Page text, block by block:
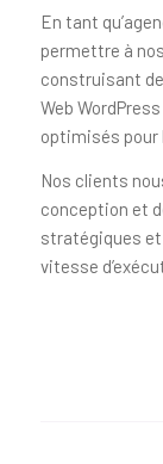
En tant
permettre à
construisant
Web
optimisés pour
Nos clients
conception et
stratégiques
vitesse